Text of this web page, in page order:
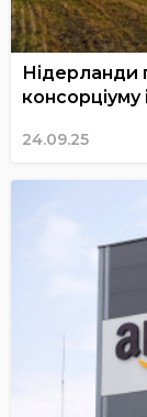
Нідерланди
консорціуму
24.09.25